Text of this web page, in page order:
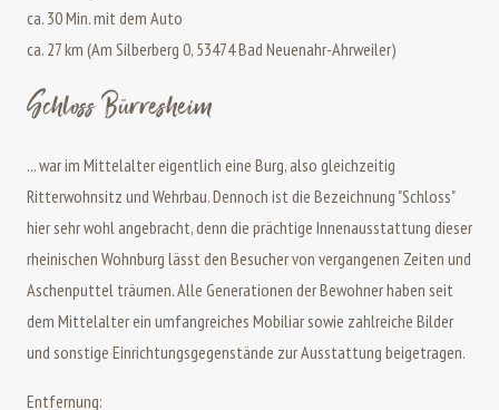
ca. 30 Min. mit dem Auto
ca. 27 km (Am Silberberg 0, 53474 Bad Neuenahr-Ahrweiler)
Schloss Bürresheim
... war im Mittelalter eigentlich eine Burg, also gleichzeitig
Ritterwohnsitz und Wehrbau. Dennoch ist die Bezeichnung "Schloss"
hier sehr wohl angebracht, denn die prächtige Innenausstattung dieser
rheinischen Wohnburg lässt den Besucher von vergangenen Zeiten und
Aschenputtel träumen. Alle Generationen der Bewohner haben seit
dem Mittelalter ein umfangreiches Mobiliar sowie zahlreiche Bilder
und sonstige Einrichtungsgegenstände zur Ausstattung beigetragen.
Entfernung: